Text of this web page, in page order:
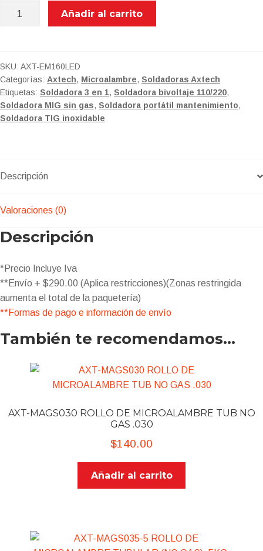
MIG/MAG,
ELECTRODO
Y
TIG
LIFT,
VOLTAJE
Añadir al carrito
SKU: AXT-EM160LED
Categorías: Axtech, Microalambre, Soldadoras Axtech
Etiquetas: Soldadora 3 en 1, Soldadora bivoltaje 110/220,
Soldadora MIG sin gas, Soldadora portátil mantenimiento,
Soldadora TIG inoxidable
Descripción
Valoraciones (0)
Descripción
*Precio Incluye Iva
**Envío + $290.00 (Aplica restricciones)(Zonas restringida
aumenta el total de la paquetería)
**Formas de pago e información de envío
También te recomendamos…
AXT-MAGS030 ROLLO DE MICROALAMBRE TUB NO
GAS .030
$140.00
Añadir al carrito